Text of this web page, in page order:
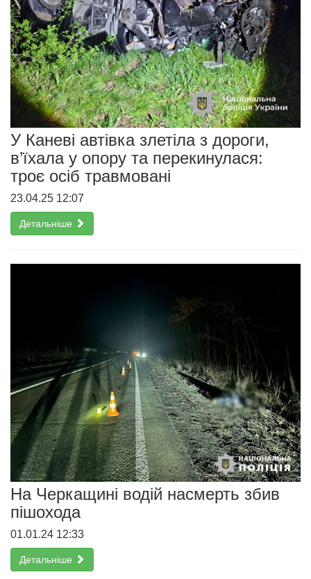
У Каневі автівка злетіла з дороги,
в’їхала у опору та перекинулася:
троє осіб травмовані
23.04.25 12:07
Детальніше
На Черкащині водій насмерть збив
пішохода
01.01.24 12:33
Детальніше